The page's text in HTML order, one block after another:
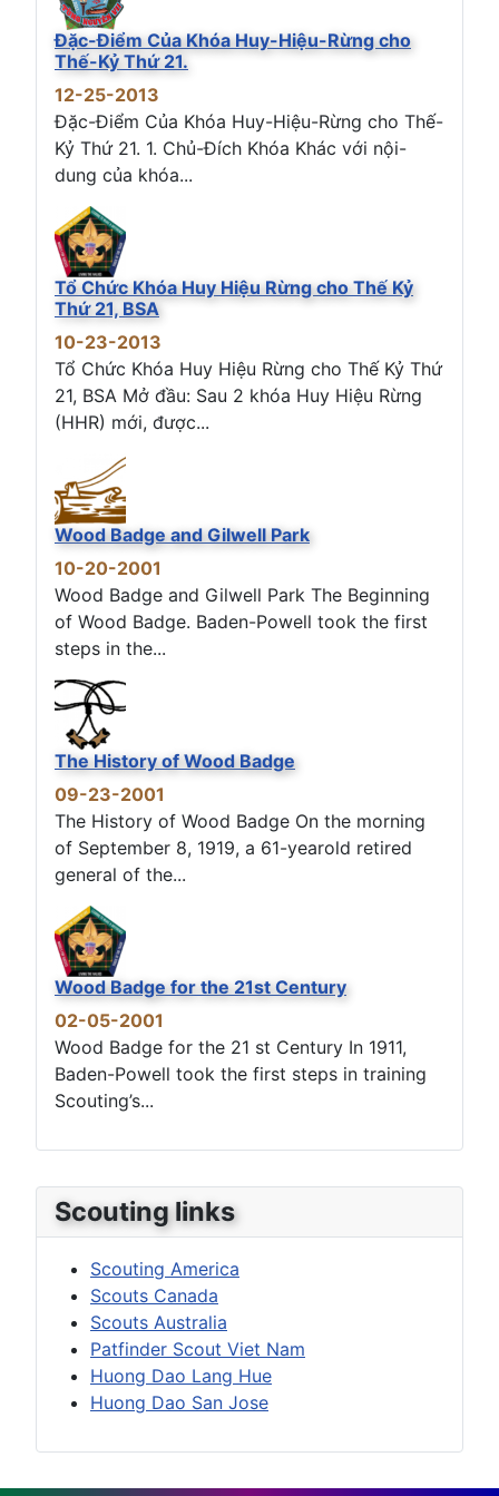
Scouting links
Scouting America
Scouts Canada
Scouts Australia
Patfinder Scout Viet Nam
Huong Dao Lang Hue
Huong Dao San Jose
Đặc-Điểm Của Khóa Huy-Hiệu-Rừng cho
Thế-Kỷ Thứ 21.
12-25-2013
Đặc-Điểm Của Khóa Huy-Hiệu-Rừng cho Thế-
Kỷ Thứ 21. 1. Chủ-Đích Khóa Khác với nội-
dung của khóa...
Tổ Chức Khóa Huy Hiệu Rừng cho Thế Kỷ
Thứ 21, BSA
10-23-2013
Tổ Chức Khóa Huy Hiệu Rừng cho Thế Kỷ Thứ
21, BSA Mở đầu: Sau 2 khóa Huy Hiệu Rừng
(HHR) mới, được...
Wood Badge and Gilwell Park
10-20-2001
Wood Badge and Gilwell Park The Beginning
of Wood Badge. Baden-Powell took the first
steps in the...
The History of Wood Badge
09-23-2001
The History of Wood Badge On the morning
of September 8, 1919, a 61-yearold retired
general of the...
Wood Badge for the 21st Century
02-05-2001
Wood Badge for the 21 st Century In 1911,
Baden-Powell took the first steps in training
Scouting’s...